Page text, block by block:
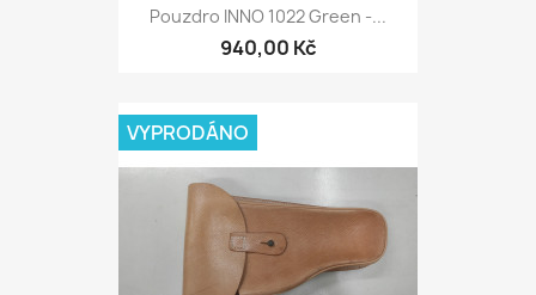
Pouzdro INNO 1022 Green -...
940,00 Kč
VYPRODÁNO